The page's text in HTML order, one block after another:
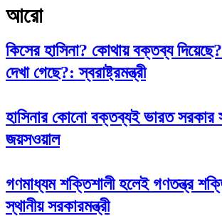
আরো
কিসের হাসিনা? কোথায় বক্তব্য
দেখা গেছে?: স্বরাষ্ট্রমন্ত্রী
হাসিনার কোনো বক্তব্যই ভারত সরকার
জয়সওয়াল
গণমাধ্যম শক্তিশালী হলেই গণতন্ত্র
স্থানীয় সরকারমন্ত্রী